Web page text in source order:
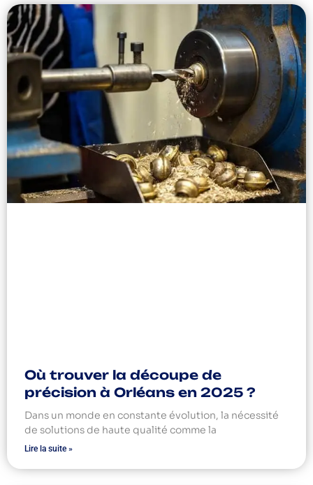
Où trouver la découpe de
précision à Orléans en 2025 ?
Dans un monde en constante évolution, la nécessité
de solutions de haute qualité comme la
Lire la suite »